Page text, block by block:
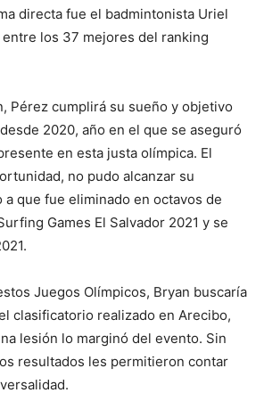
directa fue el badmintonista Uriel
los 37 mejores del ranking
Pérez cumplirá su sueño y objetivo
2020, año en el que se aseguró
en esta justa olímpica. El
no pudo alcanzar su
que fue eliminado en octavos de
Games El Salvador 2021 y se
Juegos Olímpicos, Bryan buscaría
clasificatorio realizado en Arecibo,
lesión lo marginó del evento. Sin
resultados les permitieron contar